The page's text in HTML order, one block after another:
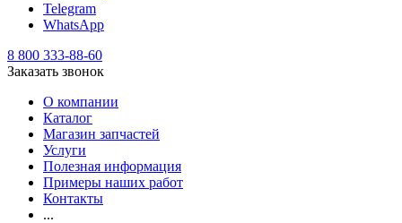
Telegram
WhatsApp
8 800 333-88-60
Заказать звонок
О компании
Каталог
Магазин запчастей
Услуги
Полезная информация
Примеры наших работ
Контакты
...